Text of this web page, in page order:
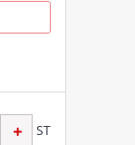
ST